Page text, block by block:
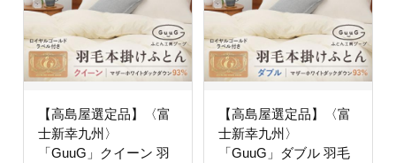
【高島屋選定品】〈富
士新幸九州〉
「GuuG」クイーン 羽
【高島屋選定品】〈富
士新幸九州〉
「GuuG」ダブル 羽毛